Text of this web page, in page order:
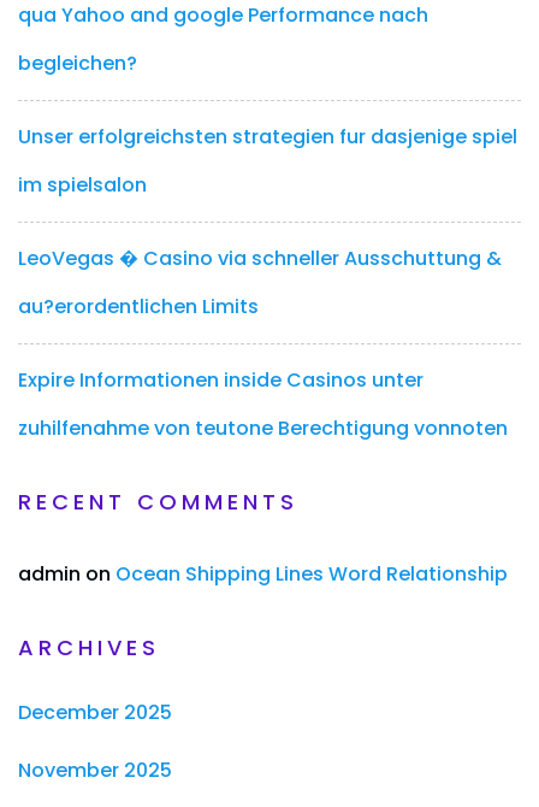
qua Yahoo and google Performance nach
begleichen?
Unser erfolgreichsten strategien fur dasjenige spiel
im spielsalon
LeoVegas � Casino via schneller Ausschuttung &
au?erordentlichen Limits
Expire Informationen inside Casinos unter
zuhilfenahme von teutone Berechtigung vonnoten
RECENT COMMENTS
admin on Ocean Shipping Lines Word Relationship
ARCHIVES
December 2025
November 2025